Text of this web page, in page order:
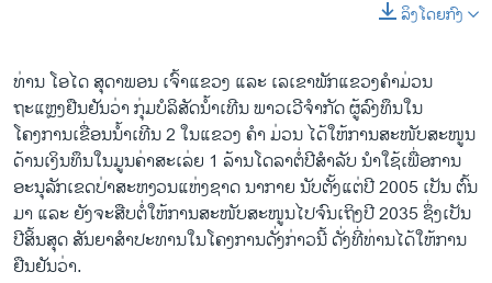
ລິງໂດຍກົງ
ທ່ານ ໂອໄດ ສຸດາພອນ ເຈົ້າແຂວງ ແລະ ເລເຂາພັກແຂວງຄຳມ່ວນ
ຖະແຫຼງຢືນຢັນວ່າ ກຸ່ມບໍລິສັດນ້ຳເທີນ ພາວເວີຈຳກັດ ຜູ້ລົງທຶນໃນ
ໂຄງການເຂື່ອນນ້ຳເທີນ 2 ໃນແຂວງ ຄຳ ມ່ວນ ໄດ້ໃຫ້ການສະໜັບສະໜູນ
ດ້ານເງິນທຶນໃນມູນຄ່າສະເລ່ຍ 1 ລ້ານໂດລາຕໍ່ປີສຳລັບ ນຳໃຊ້ເພື່ອການ
ອະນຸລັກເຂດປ່າສະຫງວນແຫ່ງຊາດ ນາກາຍ ນັບຕັ້ງແຕ່ປີ 2005 ເປັນ ຕົ້ນ
ມາ ແລະ ຍັງຈະສືບຕໍ່ໃຫ້ການສະໜັບສະໜູນໄປຈົນເຖິງປີ 2035 ຊຶ່ງເປັນ
ປີສິ້ນສຸດ ສັນຍາສຳປະທານໃນໂຄງການດັ່ງກ່າວນີ້ ດັ່ງທີ່ທ່ານໄດ້ໃຫ້ການ
ຢືນຢັນວ່າ.